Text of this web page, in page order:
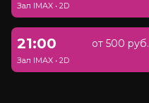
Зал IMAX • 2D
21:00 от 500 руб.
Зал IMAX • 2D